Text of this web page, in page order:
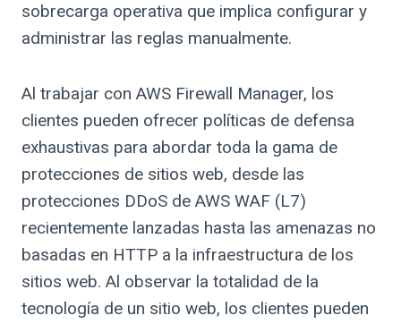
sobrecarga operativa que implica configurar y
administrar las reglas manualmente.
Al trabajar con AWS Firewall Manager, los
clientes pueden ofrecer políticas de defensa
exhaustivas para abordar toda la gama de
protecciones de sitios web, desde las
protecciones DDoS de AWS WAF (L7)
recientemente lanzadas hasta las amenazas no
basadas en HTTP a la infraestructura de los
sitios web. Al observar la totalidad de la
tecnología de un sitio web, los clientes pueden